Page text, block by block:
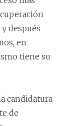
después
en
tiene su
candidatura
de